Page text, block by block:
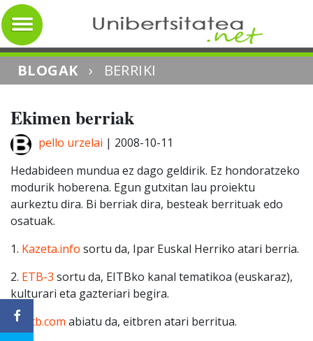
BLOGAK › BERRIKI
Ekimen berriak
pello urzelai | 2008-10-11
Hedabideen mundua ez dago geldirik. Ez hondoratzeko
modurik hoberena. Egun gutxitan lau proiektu
aurkeztu dira. Bi berriak dira, besteak berrituak edo
osatuak.
1. Kazeta.info sortu da, Ipar Euskal Herriko atari berria.
2. ETB-3 sortu da, EITBko kanal tematikoa (euskaraz),
kulturari eta gazteriari begira.
3.
eitb.com abiatu da, eitbren atari berritua.